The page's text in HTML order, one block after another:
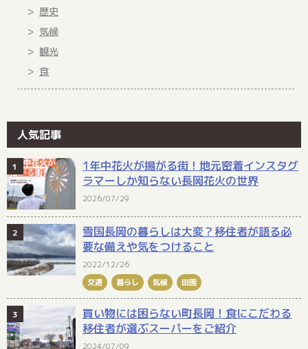
歴史
気候
観光
食
人気記事
1年中花火が揚がる街！地元密着インスタグ
ラマーしか知らない長岡花火の世界
2026/07/29
雪国長岡の暮らしは大変？移住者が語る必
要な備えや気をつけること
2022/12/26
交通
暮らし 気候 田園
買い物には困らない町長岡！食にこだわる
移住者が選ぶスーパーをご紹介
2024/07/09